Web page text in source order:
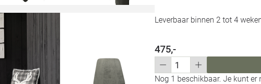
Leverbaar binnen 2 tot 4
475,-
Nog 1 beschikbaar. Je kunt er